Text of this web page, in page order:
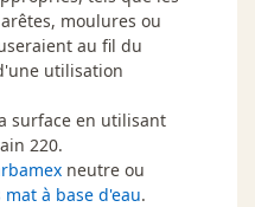
moulures ou
au fil du
utilisation
surface en utilisant
220.
neutre ou
mat à base d'eau.